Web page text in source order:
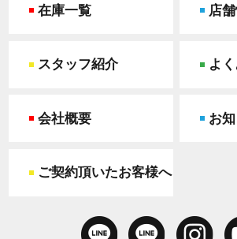
在庫一覧 店
スタッフ紹介 よ
会社概要 お
ご契約頂いたお客様へ